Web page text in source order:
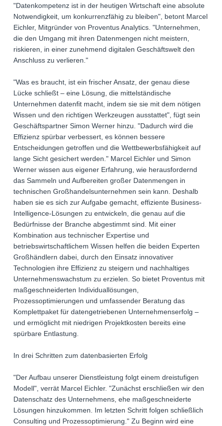
"Datenkompetenz ist in der heutigen Wirtschaft eine absolute
Notwendigkeit, um konkurrenzfähig zu bleiben", betont Marcel
Eichler, Mitgründer von Proventus Analytics. "Unternehmen,
die den Umgang mit ihren Datenmengen nicht meistern,
riskieren, in einer zunehmend digitalen Geschäftswelt den
Anschluss zu verlieren."
"Was es braucht, ist ein frischer Ansatz, der genau diese
Lücke schließt – eine Lösung, die mittelständische
Unternehmen datenfit macht, indem sie sie mit dem nötigen
Wissen und den richtigen Werkzeugen ausstattet", fügt sein
Geschäftspartner Simon Werner hinzu. "Dadurch wird die
Effizienz spürbar verbessert, es können bessere
Entscheidungen getroffen und die Wettbewerbsfähigkeit auf
lange Sicht gesichert werden." Marcel Eichler und Simon
Werner wissen aus eigener Erfahrung, wie herausfordernd
das Sammeln und Aufbereiten großer Datenmengen in
technischen Großhandelsunternehmen sein kann. Deshalb
haben sie es sich zur Aufgabe gemacht, effiziente Business-
Intelligence-Lösungen zu entwickeln, die genau auf die
Bedürfnisse der Branche abgestimmt sind. Mit einer
Kombination aus technischer Expertise und
betriebswirtschaftlichem Wissen helfen die beiden Experten
Großhändlern dabei, durch den Einsatz innovativer
Technologien ihre Effizienz zu steigern und nachhaltiges
Unternehmenswachstum zu erzielen. So bietet Proventus mit
maßgeschneiderten Individuallösungen,
Prozessoptimierungen und umfassender Beratung das
Komplettpaket für datengetriebenen Unternehmenserfolg –
und ermöglicht mit niedrigen Projektkosten bereits eine
spürbare Entlastung.
In drei Schritten zum datenbasierten Erfolg
"Der Aufbau unserer Dienstleistung folgt einem dreistufigen
Modell", verrät Marcel Eichler. "Zunächst erschließen wir den
Datenschatz des Unternehmens, ehe maßgeschneiderte
Lösungen hinzukommen. Im letzten Schritt folgen schließlich
Consulting und Prozessoptimierung." Zu Beginn wird eine